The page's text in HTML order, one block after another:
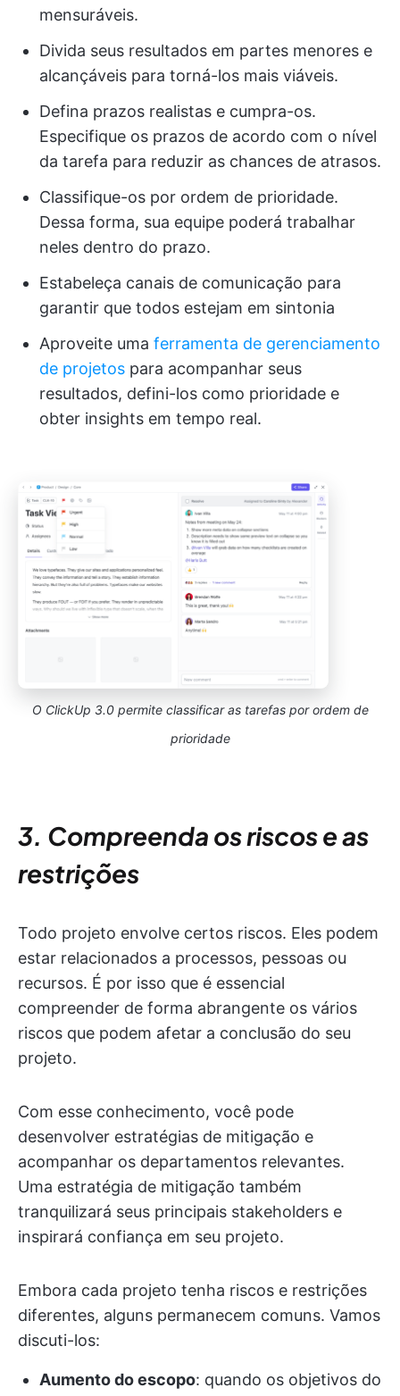
mensuráveis.
Divida seus resultados em partes menores e
alcançáveis para torná-los mais viáveis.
Defina prazos realistas e cumpra-os.
Especifique os prazos de acordo com o nível
da tarefa para reduzir as chances de atrasos.
Classifique-os por ordem de prioridade.
Dessa forma, sua equipe poderá trabalhar
neles dentro do prazo.
Estabeleça canais de comunicação para
garantir que todos estejam em sintonia
Aproveite uma ferramenta de gerenciamento
de projetos para acompanhar seus
resultados, defini-los como prioridade e
obter insights em tempo real.
O ClickUp 3.0 permite classificar as tarefas por ordem de
prioridade
3. Compreenda os riscos e as
restrições
Todo projeto envolve certos riscos. Eles podem
estar relacionados a processos, pessoas ou
recursos. É por isso que é essencial
compreender de forma abrangente os vários
riscos que podem afetar a conclusão do seu
projeto.
Com esse conhecimento, você pode
desenvolver estratégias de mitigação e
acompanhar os departamentos relevantes.
Uma estratégia de mitigação também
tranquilizará seus principais stakeholders e
inspirará confiança em seu projeto.
Embora cada projeto tenha riscos e restrições
diferentes, alguns permanecem comuns. Vamos
discuti-los:
Aumento do escopo: quando os objetivos do